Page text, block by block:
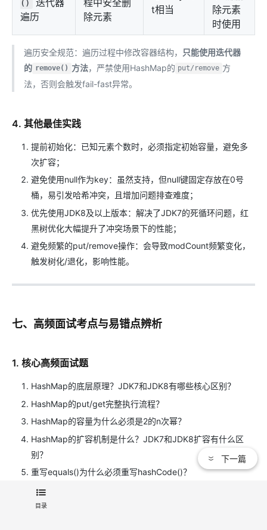
()
遍历
除元素
t相当
除元素
时使用
遍历安全规范：遍历过程中修改容器结构，
只能使用迭代器
的 remove() 方法，严禁使用HashMap的 put/remove 方
法，否则会触发fail-fast异常。
4. 其他最佳实践
提前初始化：已知元素个数时，必须指定初始容量，避免多
次扩容；
避免使用null作为key：虽然支持，但null键固定存放在0号
桶，易引发哈希冲突，且增加问题排查难度；
优先使用JDK8及以上版本：解决了JDK7的死循环问题，红
黑树优化大幅提升了冲突场景下的性能；
避免频繁的put/remove操作：会导致modCount频繁变化，
触发树化/退化，影响性能。
七、高频面试考点与易错点辨析
1. 核心高频面试题
HashMap的底层原理？JDK7和JDK8有哪些核心区别？
HashMap的put/get完整执行流程？
HashMap的容量为什么必须是2的n次幂？
HashMap的扩容机制是什么？JDK7和JDK8扩容有什么区
别？
重写equals()为什么必须重写hashCode()？
HashMap为什么线程不安全？会出现哪些问题？
HashMap的树化条件是什么？为什么树化阈值是8，退化阈
目录
下一篇